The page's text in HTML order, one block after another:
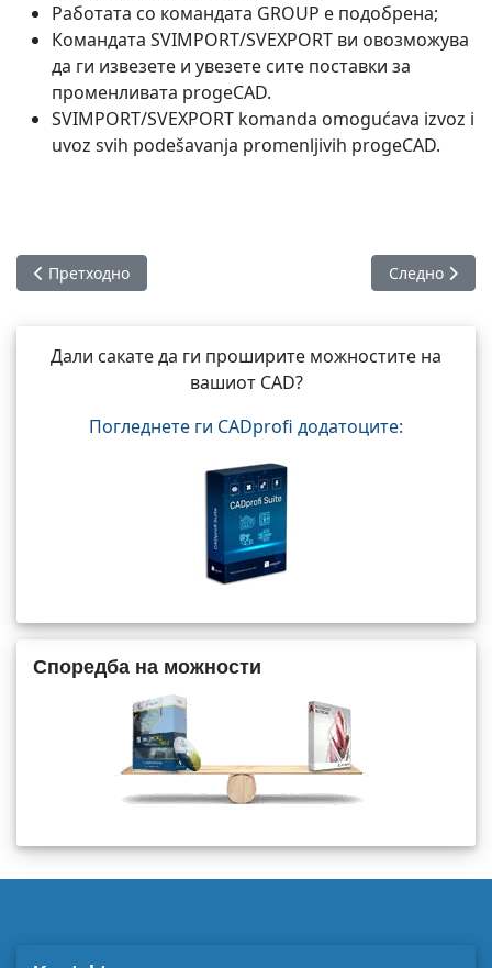
Работата со командата GROUP е подобрена;
Командата SVIMPORT/SVEXPORT ви овозможува
да ги извезете и увезете сите поставки за
променливата progeCAD.
SVIMPORT/SVEXPORT komanda omogućava izvoz i
uvoz svih podešavanja promenljivih progeCAD.
Претходна статија: Споредба на можности progeCAD и
Претходно Следна
Следно
Дали сакате да ги проширите можностите на
вашиот CAD?
Погледнете ги CADprofi додатоците:
Споредба на можности